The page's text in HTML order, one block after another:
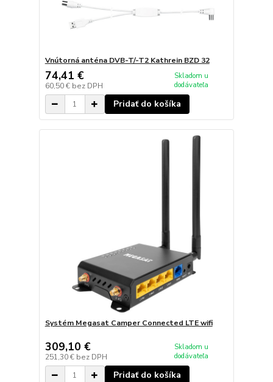
Vnútorná anténa DVB-T/-T2 Kathrein BZD 32
74,41 €
60,50 € bez DPH
Skladom u
dodávateľa
Pridať do košíka
Systém Megasat Camper Connected LTE wifi
309,10 €
251,30 € bez DPH
Skladom u
dodávateľa
Pridať do košíka